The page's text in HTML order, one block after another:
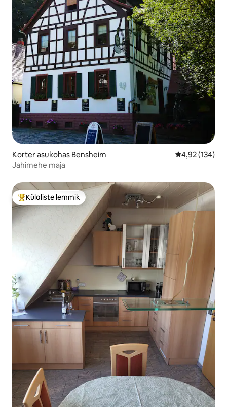
Korter asukohas Bensheim Keskmine
4,92 (134)
Jahimehe maja
Külaliste suur lemmik
Külaliste lemmik